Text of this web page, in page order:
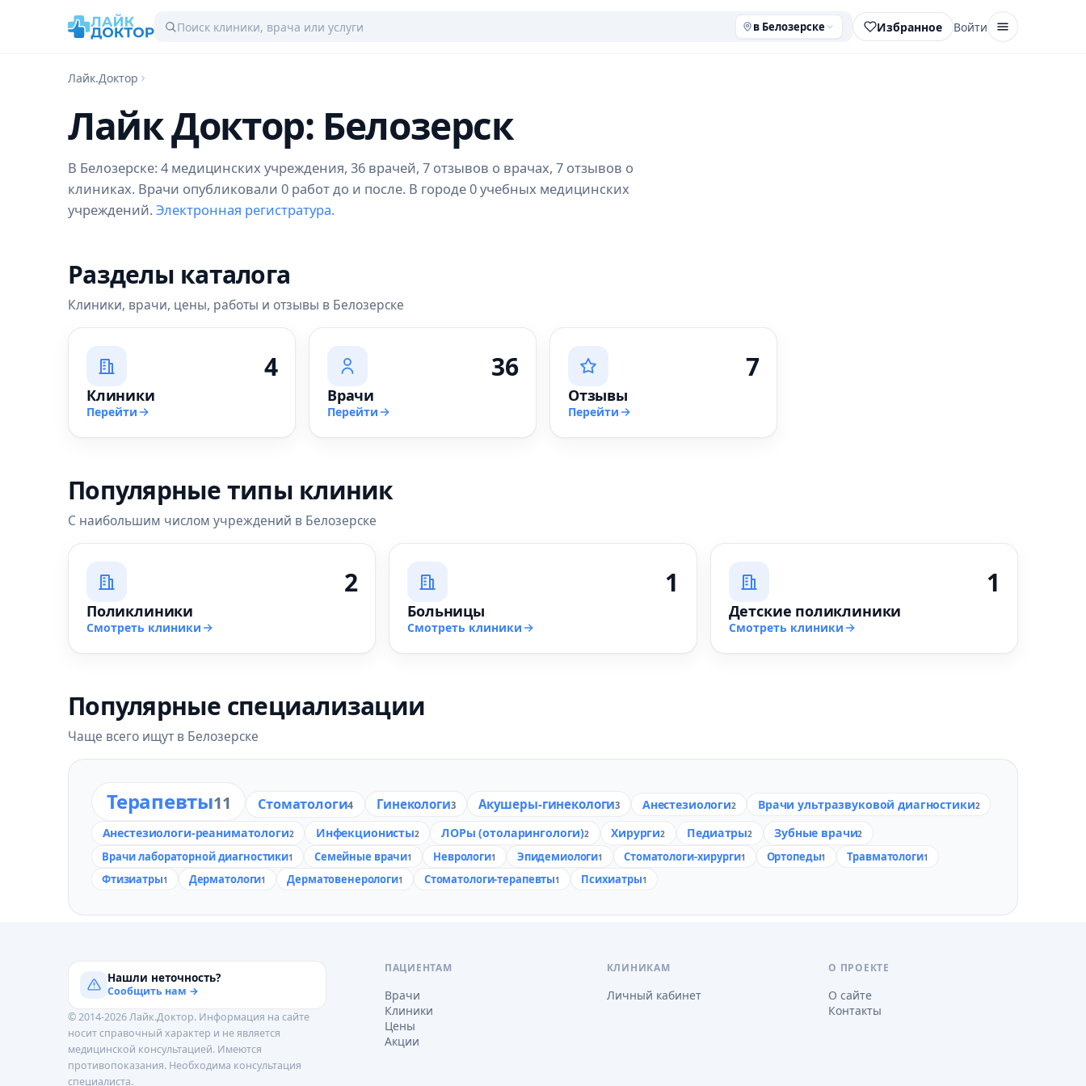
в Белозерске Избранное Войти
Лайк.Доктор
Лайк Доктор: Белозерск
В Белозерске: 4 медицинских учреждения, 36 врачей, 7 отзывов о врачах, 7 отзывов о
клиниках. Врачи опубликовали 0 работ до и после. В городе 0 учебных медицинских
учреждений. Электронная регистратура.
Разделы каталога
Клиники, врачи, цены, работы и отзывы в Белозерске
4
Клиники
Перейти
36
Врачи
Перейти
7
Отзывы
Перейти
Популярные типы клиник
С наибольшим числом учреждений в Белозерске
2
Поликлиники
Смотреть клиники
1
Больницы
Смотреть клиники
1
Детские поликлиники
Смотреть клиники
Популярные специализации
Чаще всего ищут в Белозерске
Терапевты11 Стоматологи4 Гинекологи3 Акушеры-гинекологи3 Анестезиологи2 Врачи ультразвуковой диагностики2
Анестезиологи-реаниматологи2 Инфекционисты2 ЛОРы (отоларингологи)2 Хирурги2 Педиатры2 Зубные врачи2
Врачи лабораторной диагностики1 Семейные врачи1 Неврологи1 Эпидемиологи1 Стоматологи-хирурги1 Ортопеды1 Травматологи1
Фтизиатры1 Дерматологи1 Дерматовенерологи1 Стоматологи-терапевты1 Психиатры1
Нашли неточность?
Сообщить нам →
© 2014-2026 Лайк.Доктор. Информация на сайте
носит справочный характер и не является
медицинской консультацией. Имеются
противопоказания. Необходима консультация
специалиста.
ПАЦИЕНТАМ
Врачи
Клиники
Цены
Акции
КЛИНИКАМ
Личный кабинет
О ПРОЕКТЕ
О сайте
Контакты